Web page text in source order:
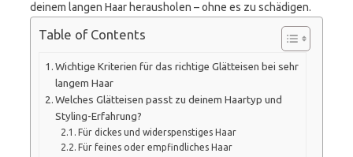
deinem langen Haar herausholen – ohne es zu schädigen.
Table of Contents
Wichtige Kriterien für das richtige Glätteisen bei sehr
langem Haar
Welches Glätteisen passt zu deinem Haartyp und
Styling-Erfahrung?
Für dickes und widerspenstiges Haar
Für feines oder empfindliches Haar